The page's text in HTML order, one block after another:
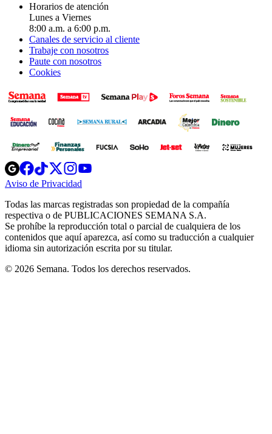
Horarios de atención
Lunes a Viernes
8:00 a.m. a 6:00 p.m.
Canales de servicio al cliente
Trabaje con nosotros
Paute con nosotros
Cookies
Opens
in
new
Opens
in
new
Opens
in
new
window
Opens
new
windowwindow
Aviso de Privacidad
new
window
Todas las marcas registradas son propiedad de la compañía
respectiva o de PUBLICACIONES SEMANA S.A.
Se prohíbe la reproducción total o parcial de cualquiera de los
contenidos que aquí aparezca, así como su traducción a cualquier
idioma sin autorización escrita por su titular.
© 2026 Semana. Todos los derechos reservados.